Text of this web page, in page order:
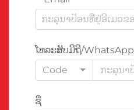
ໂທລະສັບມືຖື/WhatsApp
Code
ຊື່